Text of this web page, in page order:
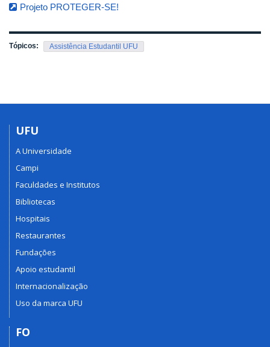
Projeto PROTEGER-SE!
Tópicos: Assistência Estudantil UFU
UFU
A Universidade
Campi
Faculdades e Institutos
Bibliotecas
Hospitais
Restaurantes
Fundações
Apoio estudantil
Internacionalização
Uso da marca UFU
FO